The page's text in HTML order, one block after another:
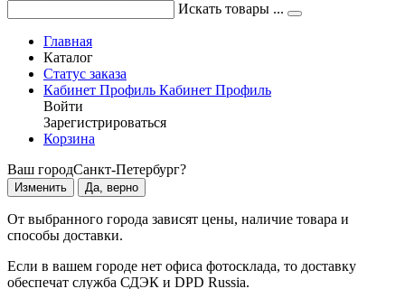
Искать товары ...
Главная
Каталог
Статус заказа
Кабинет Профиль Кабинет Профиль
Войти
Зарегистрироваться
Корзина
Ваш городСанкт-Петербург?
Изменить Да, верно
От выбранного города зависят цены, наличие товара и
способы доставки.
Если в вашем городе нет офиса фотосклада, то доставку
обеспечат служба СДЭК и DPD Russia.